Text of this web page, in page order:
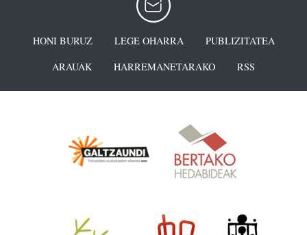
HONI BURUZ LEGE OHARRA
PUBLIZITATEA
ARAUAK
HARREMANETARAKO RSS